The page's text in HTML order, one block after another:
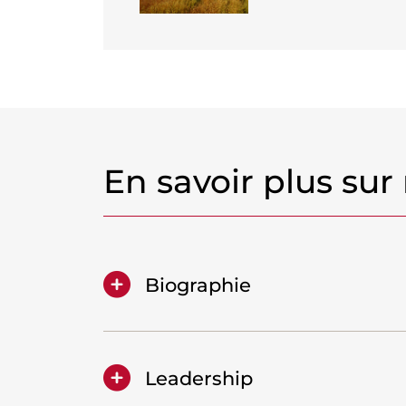
En savoir plus
Biographie
Leadership